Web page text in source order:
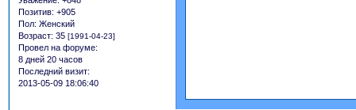
Позитив: +905
Пол: Женский
Возраст: 35 [1991-04-23]
Провел на форуме:
8 дней 20 часов
Последний визит:
2013-05-09 18:06:40